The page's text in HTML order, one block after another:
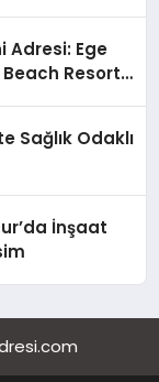
Adresi: Ege
Resort
Sağlık Odaklı
İnşaat